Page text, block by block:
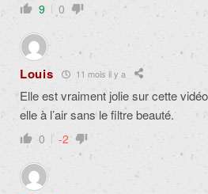
9 0
Louis 11 mois il y a
Elle est vraiment jolie sur cette
elle à l’air sans le filtre beauté.
0 -2